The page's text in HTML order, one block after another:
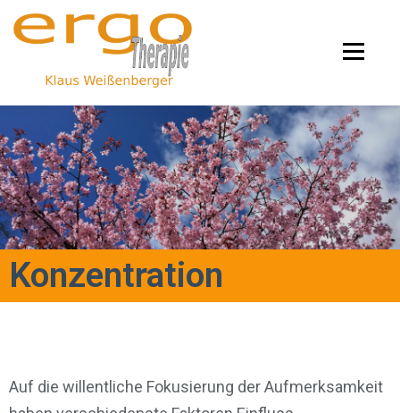
Menü
Start Therapien Info
Konzentration Vortrag Kontakt
Konzentration
Auf die willentliche Fokusierung der Aufmerksamkeit